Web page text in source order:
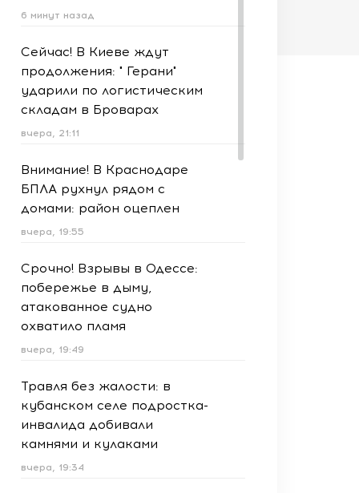
6 минут назад
Сейчас! В Киеве ждут
продолжения: " Герани"
ударили по логистическим
складам в Броварах
вчера, 21:11
Внимание! В Краснодаре
БПЛА рухнул рядом с
домами: район оцеплен
вчера, 19:55
Срочно! Взрывы в Одессе:
побережье в дыму,
атакованное судно
охватило пламя
вчера, 19:49
Травля без жалости: в
кубанском селе подростка-
инвалида добивали
камнями и кулаками
вчера, 19:34